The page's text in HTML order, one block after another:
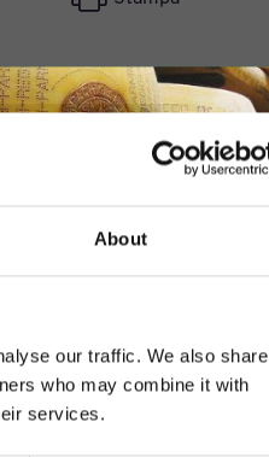
About
our traffic. We also share
who may combine it with
services.